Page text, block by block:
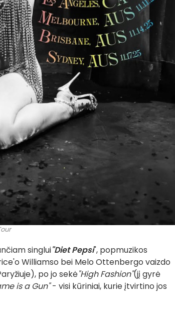
singlui"Diet Pepsi", popmuzikos
Williamso bei Melo Ottenbergo vaizdo
po jo sekė"High Fashion"(jį gyrė
is a Gun"- visi kūriniai, kurie įtvirtino jos